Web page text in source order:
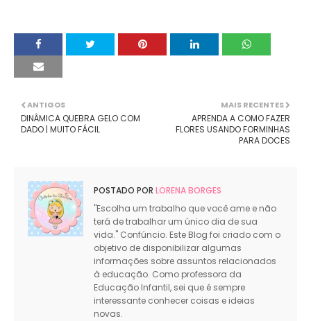
MAIS RECENTES
APRENDA A COMO FAZER
FLORES USANDO FORMINHAS
PARA DOCES
ANTIGOS
DINÂMICA QUEBRA GELO COM
DADO | MUITO FÁCIL
POSTADO POR LORENA BORGES
"Escolha um trabalho que você ame e não
terá de trabalhar um único dia de sua
vida." Confúncio. Este Blog foi criado com o
objetivo de disponibilizar algumas
informações sobre assuntos relacionados
à educação. Como professora da
Educação Infantil, sei que é sempre
interessante conhecer coisas e ideias
novas.